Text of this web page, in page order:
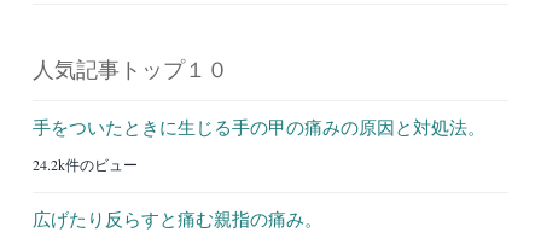
人気記事トップ１０
手をついたときに生じる手の甲の痛みの原因と対処法。
24.2k件のビュー
広げたり反らすと痛む親指の痛み。